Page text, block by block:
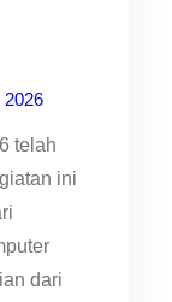
2026
telah
ini
dari